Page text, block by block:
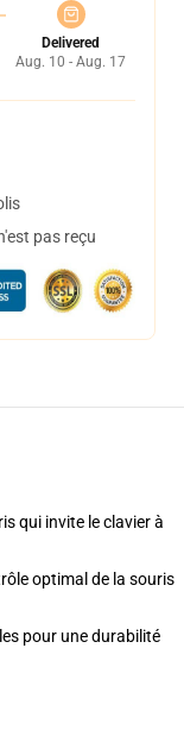
Delivered
Aug. 10 - Aug. 17
pas reçu
qui invite le clavier à
optimal de la souris
pour une durabilité